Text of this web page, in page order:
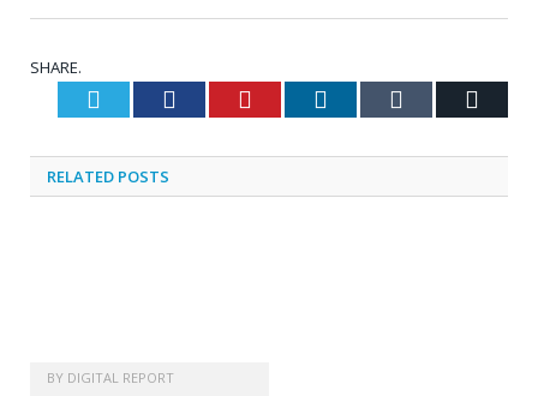
SHARE.
Twitter Facebook Pinterest LinkedIn Tumblr
RELATED POSTS
BY DIGITAL REPORT